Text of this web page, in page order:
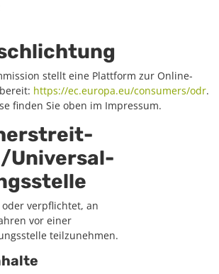
stellt eine Plattform zur Online-
https://ec.europa.eu/consumers/odr.
finden Sie oben im Impressum.
Universal­
verpflichtet, an
vor einer
teilzunehmen.